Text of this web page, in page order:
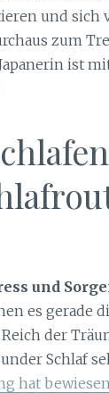
und sich
zum
ist
und
es gerade
der
Schlaf
hat bewiesen